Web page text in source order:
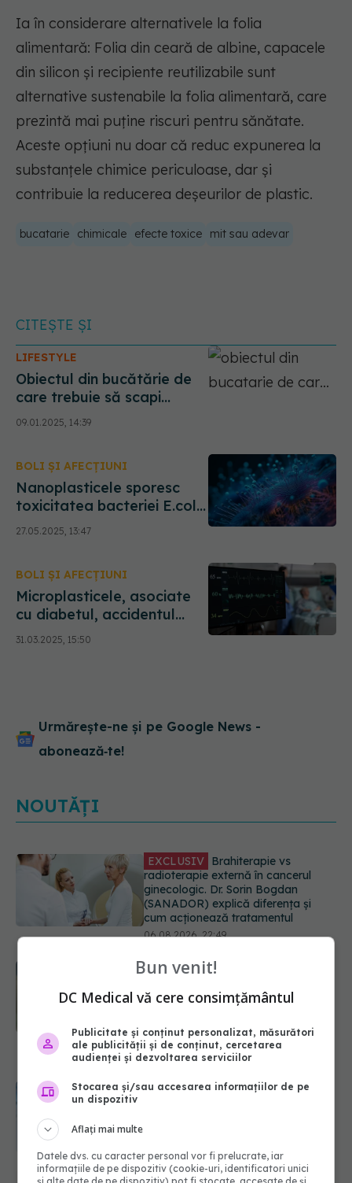
Ia în considerare alternativele la folia
alimentară: Folia din ceară de albine, capacele
din silicon și recipiente reutilizabile sunt
alternative sustenabile la folia alimentară, care
prezintă mai puține riscuri pentru sănătate.
Aceste opțiuni nu doar că reduc expunerea la
substanțele chimice periculoase, dar și
contribuie la reducerea deșeurilor de plastic.
bucatarie chimicale efecte toxice mit sau adevar
CITEȘTE ȘI
LIFESTYLE
Obiectul din bucătărie de
care trebuie să scapi
urgent. Duce la cancer
09.01.2025, 14:39
BOLI ȘI AFECȚIUNI
Nanoplasticele sporesc
toxicitatea bacteriei E.coli.
Bacteria produce mai
multă toxină și devine mai
27.05.2025, 13:47
BOLI ȘI AFECȚIUNI
Microplasticele, asociate
cu diabetul, accidentul
vascular cerebral și alte
boli cronice
31.03.2025, 15:50
Urmărește-ne și pe Google News -
abonează‑te!
NOUTĂȚI
EXCLUSIV De ce unele paciente
cu cancer de col uterin nu mai ajung
la operație. Dr. Sorin Bogdan
(SANADOR): Intervenția
chirurgicală, doar în situații
particulare
de hantavirus Anzi, singura tulpină
care se transmite de la om la om
06.08.2026, 20:06
putea primi salarii mai mari.
EXCLUSIV Cancerele ginecologice
care pot fi tratate fără operație. Dr.
Bun venit!
DC Medical vă cere consimțământul
Publicitate și conținut personalizat, măsurători
ale publicității și de conținut, cercetarea
audienței și dezvoltarea serviciilor
Stocarea și/sau accesarea informațiilor de pe
un dispozitiv
Aflați mai multe
Datele dvs. cu caracter personal vor fi prelucrate, iar
informațiile de pe dispozitiv (cookie-uri, identificatori unici